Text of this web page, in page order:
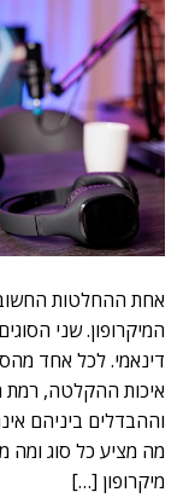
אחת ההחלטות
המיקרופון. שני
דינאמי. לכל אחד
איכות ההקלטה, רמת
וההבדלים ביניהם
מה מציע כל סוג ומה
מיקרופון […]